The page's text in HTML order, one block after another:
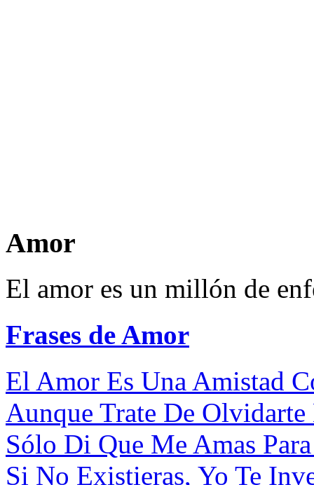
Amor
El amor es un millón de
Frases de Amor
El Amor Es Una Amistad
Aunque Trate De
Sólo Di Que Me Amas
Si No Existieras, Yo Te